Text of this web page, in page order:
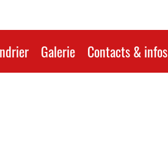
Galerie Contacts & infos